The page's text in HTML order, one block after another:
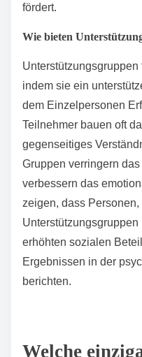
fördert.
Wie bieten
indem sie ein
dem Einzelpersonen
Teilnehmer bauen oft
gegenseitiges
Gruppen verringern
verbessern das
zeigen, dass Personen,
erhöhten sozialen
Ergebnissen in der
berichten.